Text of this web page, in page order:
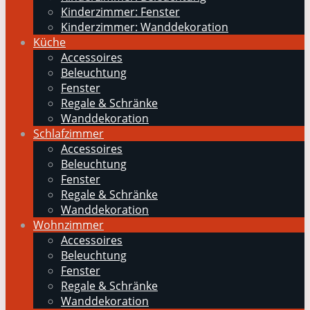
Kinderzimmer: Fenster
Kinderzimmer: Wanddekoration
Küche
Accessoires
Beleuchtung
Fenster
Regale & Schränke
Wanddekoration
Schlafzimmer
Accessoires
Beleuchtung
Fenster
Regale & Schränke
Wanddekoration
Wohnzimmer
Accessoires
Beleuchtung
Fenster
Regale & Schränke
Wanddekoration